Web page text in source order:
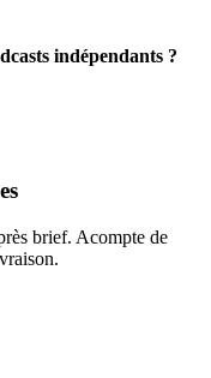
indépendants ?
brief. Acompte de